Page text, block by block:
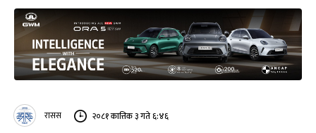
रासस २०८१ कात्तिक ३ गते ६:४६